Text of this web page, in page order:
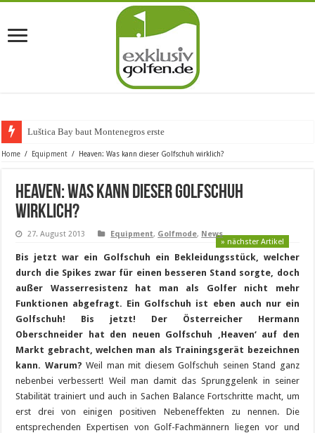
Luštica Bay baut Montenegros erste Golf-Comm
Home / Equipment / Heaven: Was kann dieser Golfschuh wirklich?
Heaven: Was kann dieser Golfschuh
wirklich?
27. August 2013 Equipment, Golfmode, News
» nächster Artikel
Bis jetzt war ein Golfschuh ein Bekleidungsstück, welcher
durch die Spikes zwar für einen besseren Stand sorgte, doch
außer Wasserresistenz hat man als Golfer nicht mehr
Funktionen abgefragt. Ein Golfschuh ist eben auch nur ein
Golfschuh! Bis jetzt! Der ÖsterreicherHermann
Oberschneider hat den neuen Golfschuh ‚Heaven‘ auf den
Markt gebracht, welchen man als Trainingsgerät bezeichnen
kann. Warum?Weil man mit diesem Golfschuh seinen Stand ganz
nebenbei verbessert! Weil man damit das Sprunggelenk in seiner
Stabilität trainiert und auch in Sachen Balance Fortschritte macht, um
erst drei von einigen positiven Nebeneffekten zu nennen. Die
entsprechenden Expertisen von Golf-Fachmännern liegen vor und